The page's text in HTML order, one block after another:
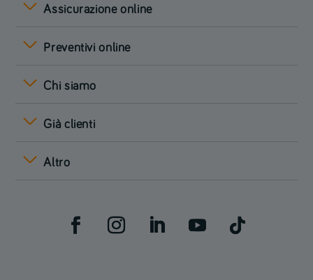
Assicurazione online
Preventivi online
Chi siamo
Già clienti
Altro